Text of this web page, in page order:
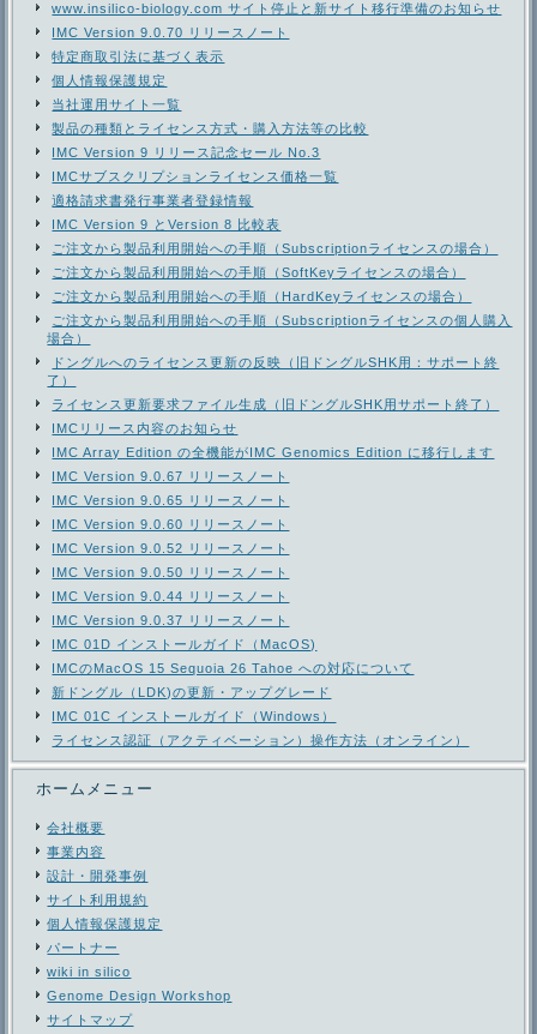
www.insilico-biology.com サイト停止と新サイト移行準備のお知らせ
IMC Version 9.0.70 リリースノート
特定商取引法に基づく表示
個人情報保護規定
当社運用サイト一覧
製品の種類とライセンス方式・購入方法等の比較
IMC Version 9 リリース記念セール No.3
IMCサブスクリプションライセンス価格一覧
適格請求書発行事業者登録情報
IMC Version 9 とVersion 8 比較表
ご注文から製品利用開始への手順（Subscriptionライセンスの場合）
ご注文から製品利用開始への手順（SoftKeyライセンスの場合）
ご注文から製品利用開始への手順（HardKeyライセンスの場合）
ご注文から製品利用開始への手順（Subscriptionライセンスの個人購入
場合）
ドングルへのライセンス更新の反映（旧ドングルSHK用：サポート終
了）
ライセンス更新要求ファイル生成（旧ドングルSHK用サポート終了）
IMCリリース内容のお知らせ
IMC Array Edition の全機能がIMC Genomics Edition に移行します
IMC Version 9.0.67 リリースノート
IMC Version 9.0.65 リリースノート
IMC Version 9.0.60 リリースノート
IMC Version 9.0.52 リリースノート
IMC Version 9.0.50 リリースノート
IMC Version 9.0.44 リリースノート
IMC Version 9.0.37 リリースノート
IMC 01D インストールガイド（MacOS)
IMCのMacOS 15 Sequoia 26 Tahoe への対応について
新ドングル（LDK)の更新・アップグレード
IMC 01C インストールガイド（Windows）
ライセンス認証（アクティベーション）操作方法（オンライン）
ホームメニュー
会社概要
事業内容
設計・開発事例
サイト利用規約
個人情報保護規定
パートナー
wiki in silico
Genome Design Workshop
サイトマップ